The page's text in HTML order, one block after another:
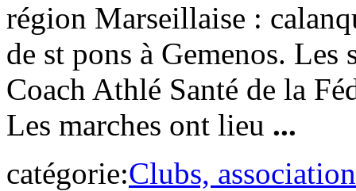
région Marseillaise :
de st pons à Gemenos. Les
Coach Athlé Santé de la
Les marches ont lieu ...
catégorie:Clubs,